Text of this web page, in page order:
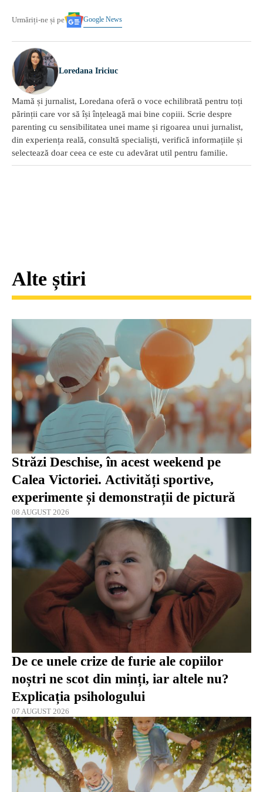
Urmăriți-ne și pe Google News
Loredana Iriciuc
Mamă și jurnalist, Loredana oferă o voce echilibrată pentru toți
părinții care vor să își înțeleagă mai bine copiii. Scrie despre
parenting cu sensibilitatea unei mame și rigoarea unui jurnalist,
din experiența reală, consultă specialiști, verifică informațiile și
selectează doar ceea ce este cu adevărat util pentru familie.
Alte știri
Străzi Deschise, în acest weekend pe
Calea Victoriei. Activități sportive,
experimente și demonstrații de pictură
08 AUGUST 2026
De ce unele crize de furie ale copiilor
noștri ne scot din minți, iar altele nu?
Explicația psihologului
07 AUGUST 2026